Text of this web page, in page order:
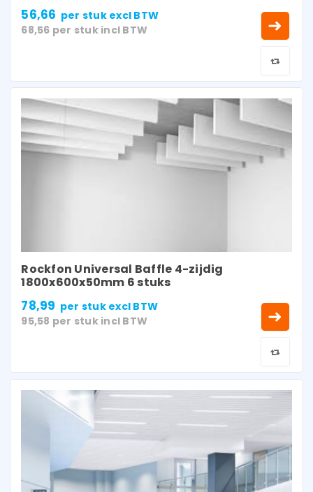
56,66 per stukexcl BTW
68,56 per stuk incl BTW
Rockfon Universal Baffle 4-zijdig
1800x600x50mm 6 stuks
78,99 per stukexcl BTW
95,58 per stuk incl BTW